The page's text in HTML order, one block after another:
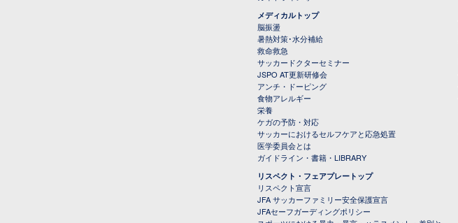
メディカルトップ
脳振盪
暑熱対策･水分補給
救命救急
サッカードクターセミナー
JSPO AT更新研修会
アンチ・ドーピング
食物アレルギー
栄養
ケガの予防・対応
サッカーにおけるセルフケアと応急処置
医学委員会とは
ガイドライン・書籍・LIBRARY
リスペクト・フェアプレートップ
リスペクト宣言
JFA サッカーファミリー安全保護宣言
JFAセーフガーディングポリシー